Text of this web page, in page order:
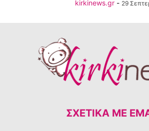
kirkinews.gr - 29
ΣΧΕΤΙΚΆ ΜΕ